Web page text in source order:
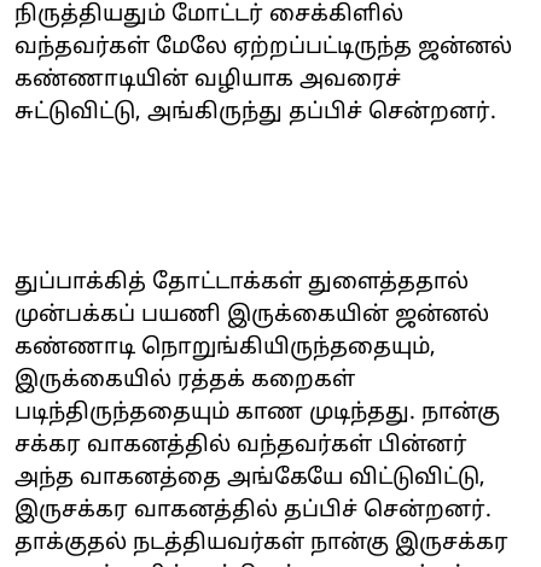
நிருத்தியதும் மோட்டர் சைக்கிளில்
வந்தவர்கள் மேலே ஏற்றப்பட்டிருந்த ஜன்னல்
கண்ணாடியின் வழியாக அவரைச்
சுட்டுவிட்டு, அங்கிருந்து தப்பிச் சென்றனர்.
துப்பாக்கித் தோட்டாக்கள் துளைத்ததால்
முன்பக்கப் பயணி இருக்கையின் ஜன்னல்
கண்ணாடி நொறுங்கியிருந்ததையும்,
இருக்கையில் ரத்தக் கறைகள்
படிந்திருந்ததையும் காண முடிந்தது. நான்கு
சக்கர வாகனத்தில் வந்தவர்கள் பின்னர்
அந்த வாகனத்தை அங்கேயே விட்டுவிட்டு,
இருசக்கர வாகனத்தில் தப்பிச் சென்றனர்.
தாக்குதல் நடத்தியவர்கள் நான்கு இருசக்கர